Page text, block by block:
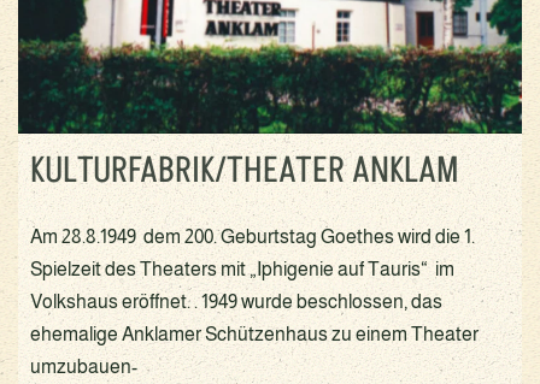
KULTURFABRIK/THEATER ANKLAM
Am 28.8.1949 dem 200. Geburtstag Goethes wird die 1.
Spielzeit des Theaters mit „Iphigenie auf Tauris“ im
Volkshaus eröffnet. . 1949 wurde beschlossen, das
ehemalige Anklamer Schützenhaus zu einem Theater
umzubauen-